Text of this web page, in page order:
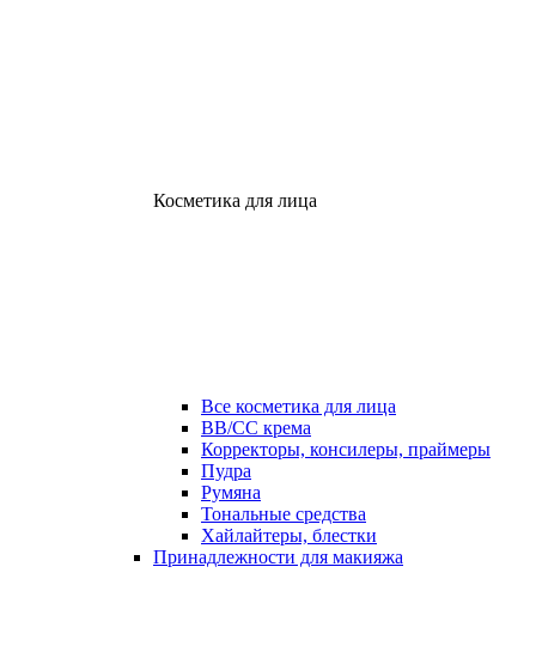
Косметика для лица
Все косметика для лица
ВВ/СС крема
Корректоры, консилеры, праймеры
Пудра
Румяна
Тональные средства
Хайлайтеры, блестки
Принадлежности для макияжа